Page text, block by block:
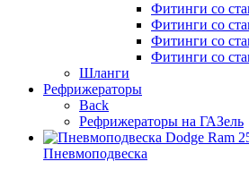
Фитинги со
Фитинги со
Фитинги со
Фитинги со
Шланги
Рефрижераторы
Back
Рефрижераторы на ГАЗель
Пневмоподвеска